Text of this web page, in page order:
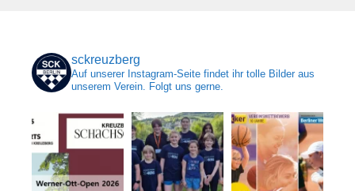
sckreuzberg
Auf unserer Instagram-Seite findet ihr tolle Bilder aus
unserem Verein. Folgt uns gerne.